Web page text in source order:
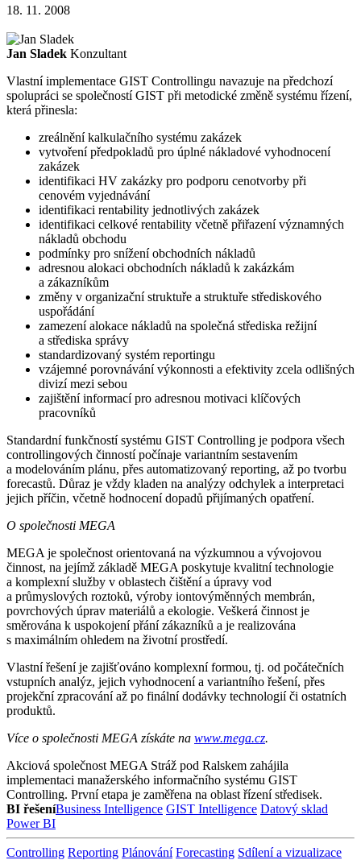
18. 11. 2008
Jan Sladek Konzultant
Vlastní implementace GIST Controllingu navazuje na předchozí
spolupráci se společností GIST při metodické změně systému řízení,
která přinesla:
zreálnění kalkulačního systému zakázek
vytvoření předpokladů pro úplné nákladové vyhodnocení
zakázek
identifikaci HV zakázky pro podporu cenotvorby při
cenovém vyjednávání
identifikaci rentability jednotlivých zakázek
identifikaci celkové rentability včetně přiřazení významných
nákladů obchodu
podmínky pro snížení obchodních nákladů
adresnou alokaci obchodních nákladů k zakázkám
a zákazníkům
změny v organizační struktuře a struktuře střediskového
uspořádání
zamezení alokace nákladů na společná střediska režijní
a střediska správy
standardizovaný systém reportingu
vzájemné porovnávání výkonnosti a efektivity zcela odlišných
divizí mezi sebou
zajištění informací pro adresnou motivaci klíčových
pracovníků
Standardní funkčností systému GIST Controlling je podpora všech
controllingových činností počínaje variantním sestavením
a modelováním plánu, přes automatizovaný reporting, až po tvorbu
forecastů. Důraz je vždy kladen na analýzy odchylek a interpretaci
jejich příčin, včetně hodnocení dopadů přijímaných opatření.
O společnosti MEGA
MEGA je společnost orientovaná na výzkumnou a vývojovou
činnost, na jejímž základě MEGA poskytuje kvalitní technologie
a komplexní služby v oblastech čištění a úpravy vod
a průmyslových roztoků, výroby iontovýměnných membrán,
povrchových úprav materiálů a ekologie. Veškerá činnost je
směrována k uspokojení přání zákazníků a je realizována
s maximálním ohledem na životní prostředí.
Vlastní řešení je zajišťováno komplexní formou, tj. od počátečních
vstupních analýz, jejich vyhodnocení a variantního řešení, přes
projekční zpracování až po finální dodávky technologií či ostatních
produktů.
Více o společnosti MEGA získáte na www.mega.cz.
Akciová společnost MEGA Stráž pod Ralskem zahájila
implementaci manažerského informačního systému GIST
Controlling. První etapa je zaměřena na oblast řízení středisek.
BI řešeníBusiness Intelligence GIST Intelligence Datový sklad
Power BI
Controlling Reporting Plánování Forecasting Sdílení a vizualizace